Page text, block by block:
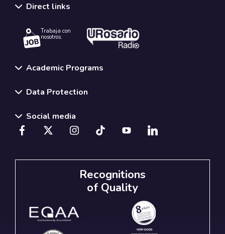
Direct links
Trabaja con
nosotros.
Academic Programs
Data Protection
Social media
Recognitions
of Quality